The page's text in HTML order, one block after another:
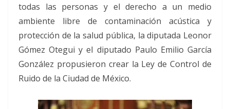
todas las personas y el derecho a un medio
ambiente libre de contaminación acústica y
protección de la salud pública, la diputada Leonor
Gómez Otegui y el diputado Paulo Emilio García
González propusieron crear la Ley de Control de
Ruido de la Ciudad de México.